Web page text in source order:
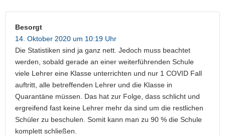
Besorgt
14. Oktober 2020 um 10:19 Uhr
Die Statistiken sind ja ganz nett. Jedoch muss beachtet
werden, sobald gerade an einer weiterführenden Schule
viele Lehrer eine Klasse unterrichten und nur 1 COVID Fall
auftritt, alle betreffenden Lehrer und die Klasse in
Quarantäne müssen. Das hat zur Folge, dass schlicht und
ergreifend fast keine Lehrer mehr da sind um die restlichen
Schüler zu beschulen. Somit kann man zu 90 % die Schule
komplett schließen.